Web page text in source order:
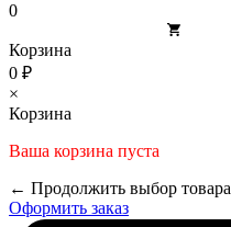
0
Корзина
0 ₽
×
Корзина
Ваша корзина пуста
← Продолжить выбор товара
Оформить заказ